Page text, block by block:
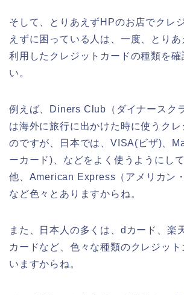
そして、とりあえずHPのお店でクレ
えずに困っている人は、一度、とり
利用したクレジットカードの種類を確
い。
例えば、Diners Club（ダイナースク
は海外に旅行に出かけた時に使うクレ
のですが、日本では、VISA(ビザ)、
ーカード)、などをよく使うようにし
他、American Express（アメリカン
など色々とありますからね。
また、日本人の多くは、dカード、楽
カードなど、色々な種類のクレジット
いますからね。